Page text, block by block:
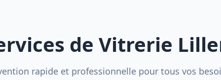
de Vitrerie
rapide et professionnelle pour tous vos